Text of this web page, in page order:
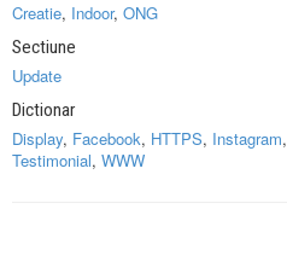
Creatie, Indoor, ONG
Sectiune
Update
Dictionar
Display, Facebook, HTTPS, Instagram,
Testimonial, WWW